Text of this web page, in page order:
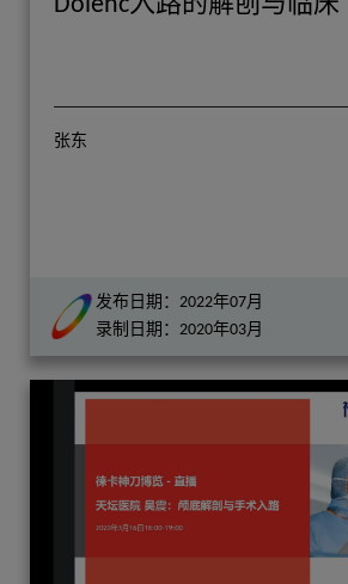
张东
发布日期：2022年07月
录制日期：2020年03月